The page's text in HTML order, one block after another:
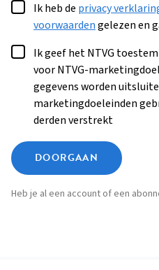
Ik heb de privacy
voorwaardengelezen en
Ik geef het NTVG
voor NTVG-
gegevens worden
marketingdoeleinden
derden verstrekt
DOORGAAN
Heb je al een account of een